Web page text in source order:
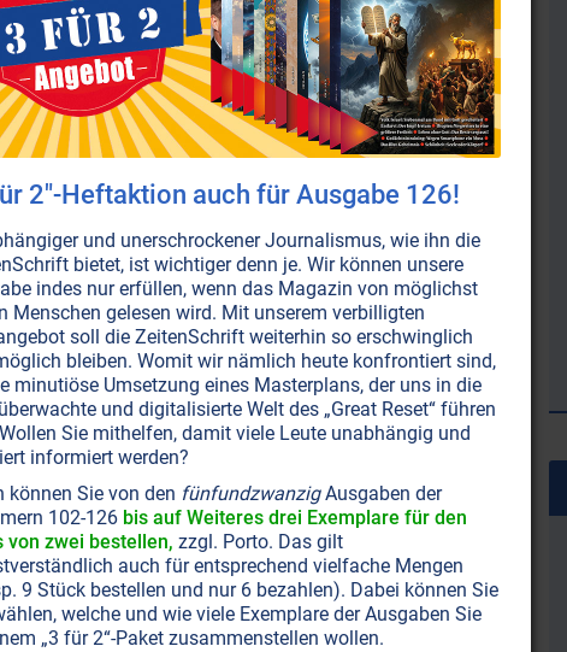
2"-Heftaktion auch für Ausgabe 126!
und unerschrockener Journalismus, wie ihn die
bietet, ist wichtiger denn je. Wir können unsere
indes nur erfüllen, wenn das Magazin von möglichst
Menschen gelesen wird. Mit unserem verbilligten
soll die ZeitenSchrift weiterhin so erschwinglich
bleiben. Womit wir nämlich heute konfrontiert sind,
minutiöse Umsetzung eines Masterplans, der uns in die
und digitalisierte Welt des „Great Reset“ führen
Sie mithelfen, damit viele Leute unabhängig und
informiert werden?
können Sie von den fünfundzwanzigAusgaben der
102-126 bis auf Weiteres drei Exemplare für den
von zwei bestellen, zzgl. Porto. Das gilt
auch für entsprechend vielfache Mengen
9 Stück bestellen und nur 6 bezahlen). Dabei können Sie
welche und wie viele Exemplare der Ausgaben Sie
„3 für 2“-Paket zusammenstellen wollen.